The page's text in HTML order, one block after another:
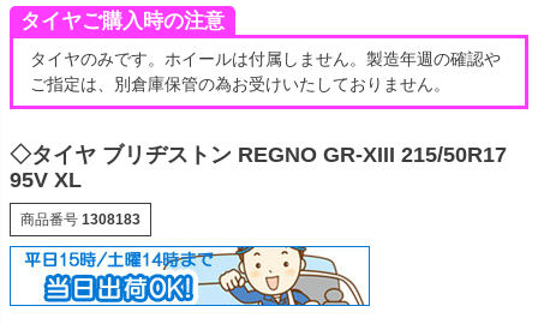
タイヤご購入時の注意
タイヤのみです。ホイールは付属しません。製造年週の確認や
ご指定は、別倉庫保管の為お受けいたしておりません。
◇タイヤ ブリヂストン REGNO GR-XIII 215/50R17
95V XL
商品番号 1308183